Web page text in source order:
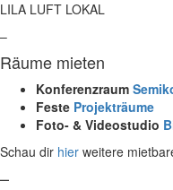
LILA LUFT LOKAL
–
Räume mieten
Konferenzraum
Feste Projekträume
Foto- & Videostudio
Schau dir hier weitere
–